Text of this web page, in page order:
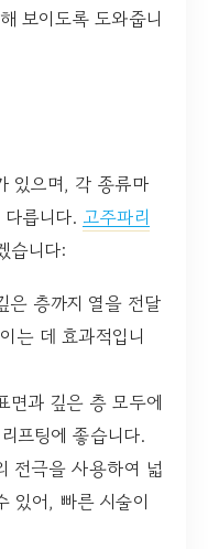
보이도록 도와줍니
있으며, 각 종류마
릅니다. 고주파리
습니다:
은 층까지 열을 전달
는 데 효과적입니
면과 깊은 층 모두에
프팅에 좋습니다.
전극을 사용하여 넓
있어, 빠른 시술이